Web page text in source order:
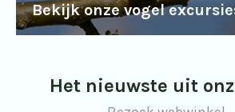
Bekijk onze vogel
Het nieuwste uit